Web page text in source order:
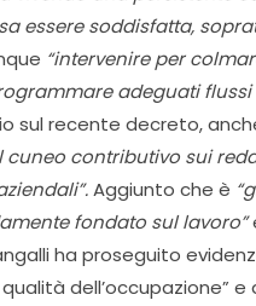
essere soddisfatta,
“intervenire per
adeguati
sul recente decreto,
cuneo contributivo sui
Aggiunto che è
fondato sul lavoro”
ha proseguito
dell’occupazione” e